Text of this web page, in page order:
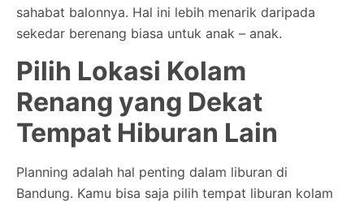
sahabat balonnya. Hal ini lebih menarik daripada
sekedar berenang biasa untuk anak – anak.
Pilih Lokasi Kolam
Renang yang Dekat
Tempat Hiburan Lain
Planning adalah hal penting dalam liburan di
Bandung. Kamu bisa saja pilih tempat liburan kolam